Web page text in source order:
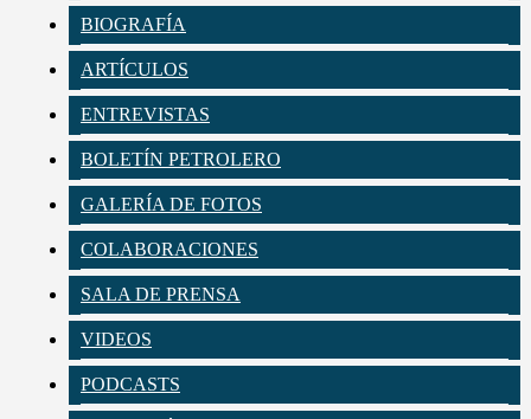
BIOGRAFÍA
ARTÍCULOS
ENTREVISTAS
BOLETÍN PETROLERO
GALERÍA DE FOTOS
COLABORACIONES
SALA DE PRENSA
VIDEOS
PODCASTS